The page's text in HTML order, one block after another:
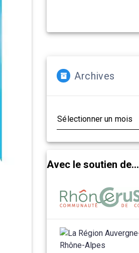
Archives
Avec le soutien de...